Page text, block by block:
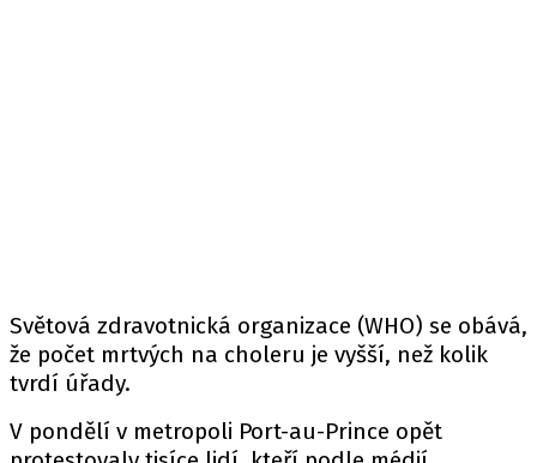
Světová zdravotnická organizace (WHO) se obává,
že počet mrtvých na choleru je vyšší, než kolik
tvrdí úřady.
V pondělí v metropoli Port-au-Prince opět